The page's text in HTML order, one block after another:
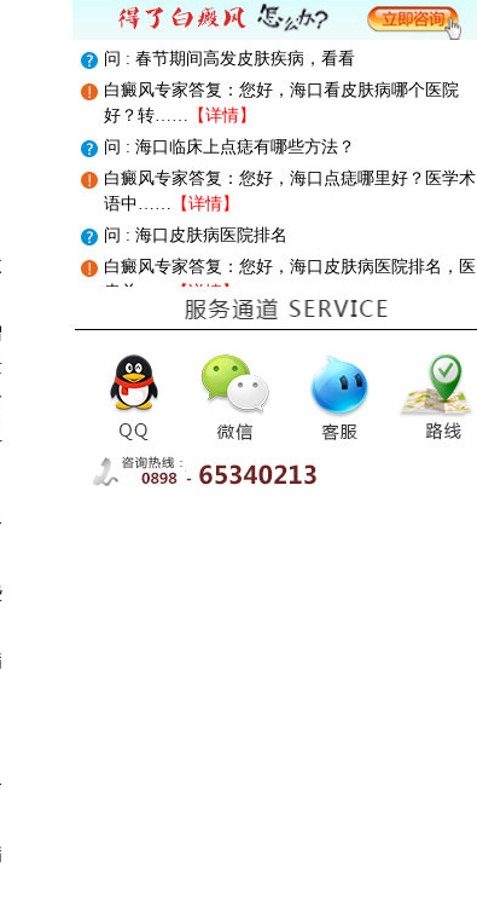
问 : 春节期间高发皮肤疾病，看看
白癜风专家答复：您好，海口看皮肤病哪个医院
好？转…… 【详情】
问 : 海口临床上点痣有哪些方法？
白癜风专家答复：您好，海口点痣哪里好？医学术
语中…… 【详情】
问 : 海口皮肤病医院排名
白癜风专家答复：您好，海口皮肤病医院排名，医
患关……
【详情】